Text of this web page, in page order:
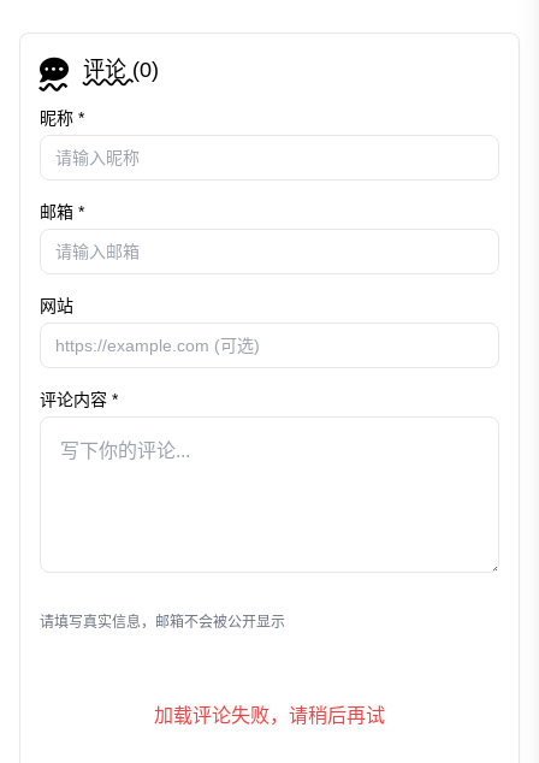
评论 (0)
昵称 *
邮箱 *
网站
评论内容 *
请填写真实信息，邮箱不会被公开显示
加载评论失败，请稍后再试